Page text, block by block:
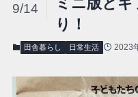
り！
9/14
田舎暮らし 日常生活 2023